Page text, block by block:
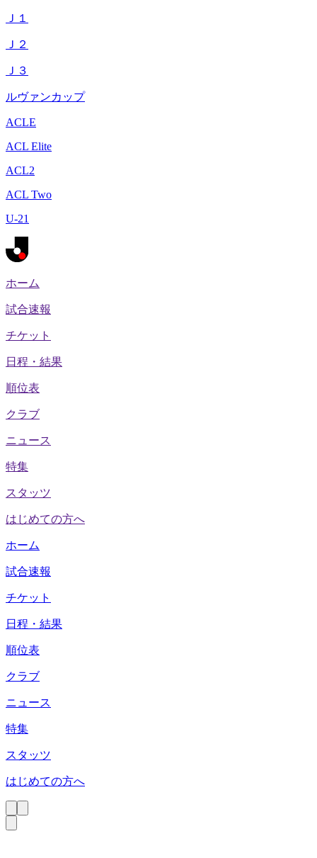
Ｊ１
Ｊ２
Ｊ３
ルヴァンカップ
ACLE
ACL Elite
ACL2
ACL Two
U-21
ホーム
試合速報
チケット
日程・結果
順位表
クラブ
ニュース
特集
スタッツ
はじめての方へ
ホーム
試合速報
チケット
日程・結果
順位表
クラブ
ニュース
特集
スタッツ
はじめての方へ